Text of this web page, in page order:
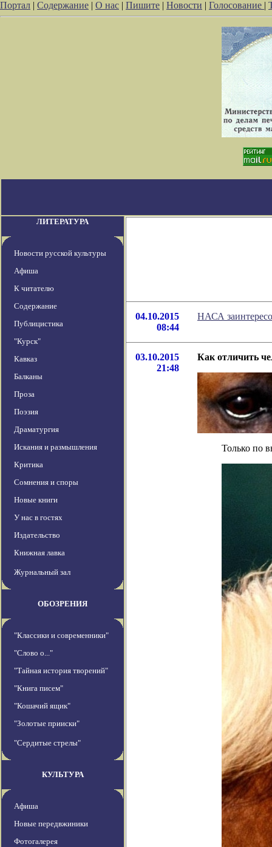
Портал | Содержание | О нас | Пишите | Новости | Голосование |
ЛИТЕРАТУРА
Новости русской культуры
Афиша
К читателю
Содержание
Публицистика
"Курск"
Кавказ
Балканы
Проза
Поэзия
Драматургия
Искания и размышления
Критика
Сомнения и споры
Новые книги
У нас в гостях
Издательство
Книжная лавка
Журнальный зал
ОБОЗРЕНИЯ
"Классики и современники"
"Слово о..."
"Тайная история творений"
"Книга писем"
"Кошачий ящик"
"Золотые прииски"
"Сердитые стрелы"
КУЛЬТУРА
Афиша
Новые передвжиники
Фотогалерея
04.10.2015
08:44
НАСА
03.10.2015
21:48
Как отличить
Только по